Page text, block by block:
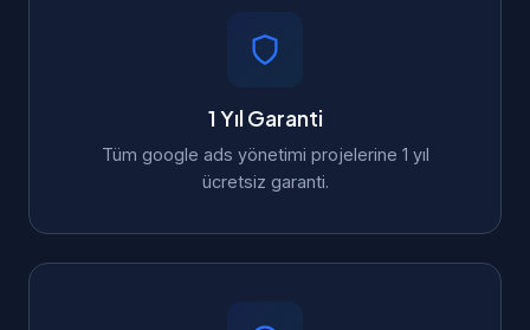
1 Yıl Garanti
Tüm google ads yönetimi projelerine 1 yıl
ücretsiz garanti.